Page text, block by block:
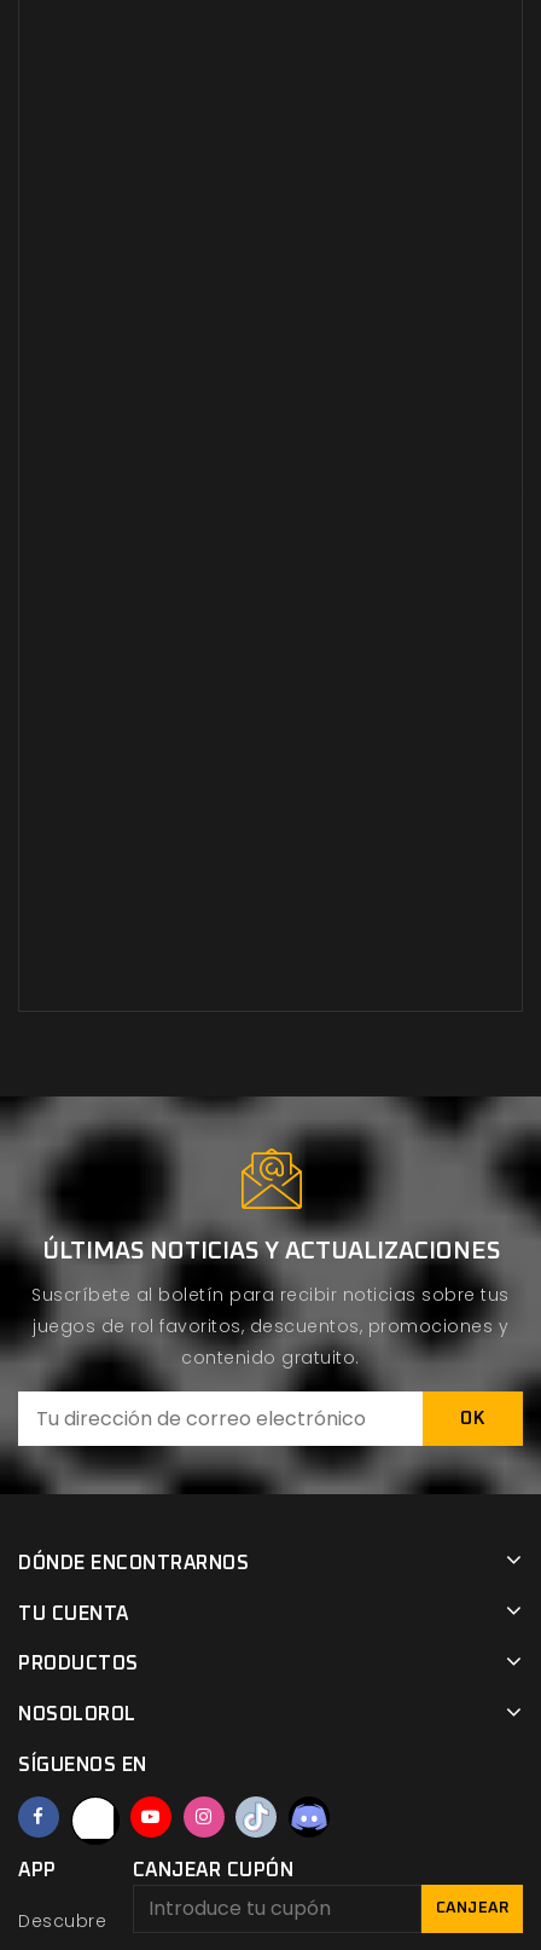
ÚLTIMAS NOTICIAS Y ACTUALIZACIONES
Suscríbete al boletín para recibir noticias sobre tus
juegos de rol favoritos, descuentos, promociones y
contenido gratuito.
DÓNDE ENCONTRARNOS
TU CUENTA
PRODUCTOS
NOSOLOROL
SÍGUENOS EN
APP
Descubre
CANJEAR CUPÓN
CANJEAR